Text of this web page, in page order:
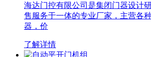
海达门控有限公司是集闭门器设计
售服务于一体的专业厂家，主营各
器，价
了解详情